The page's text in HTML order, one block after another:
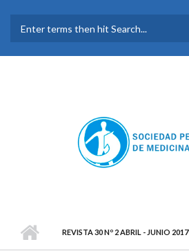
FORMULARIO DE
BÚSQUEDA
REVISTA 30 Nº 2 ABRIL - JUNIO 2017